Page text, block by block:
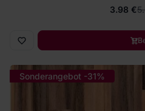
3.98 €
Sonderangebot -31%